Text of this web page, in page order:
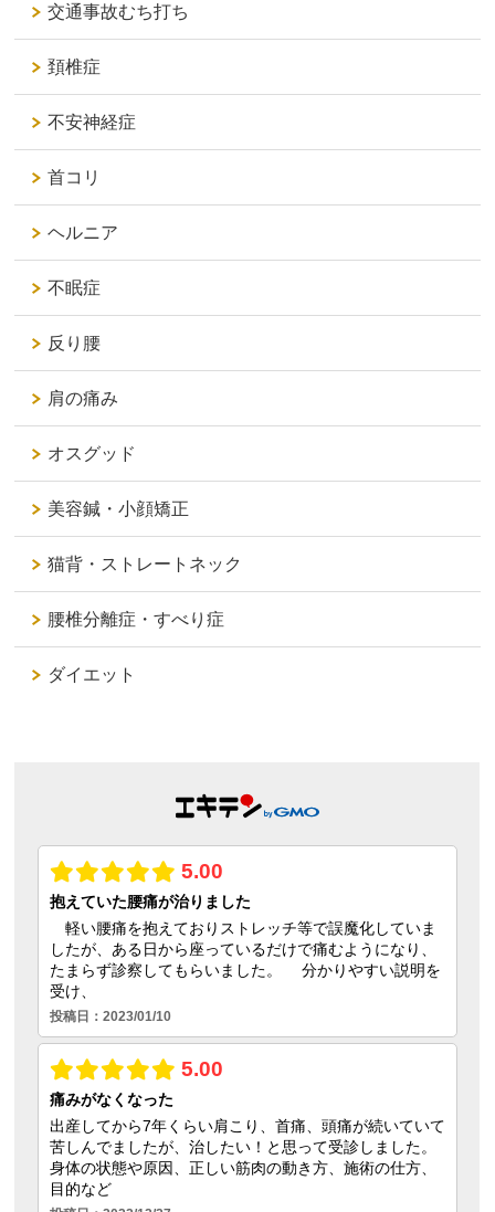
交通事故むち打ち
頚椎症
不安神経症
首コリ
ヘルニア
不眠症
反り腰
肩の痛み
オスグッド
美容鍼・小顔矯正
猫背・ストレートネック
腰椎分離症・すべり症
ダイエット